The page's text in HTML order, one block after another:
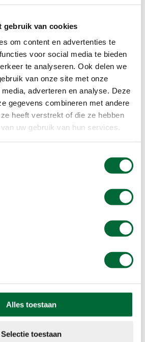
gebruik van cookies
om content en advertenties te
voor social media te bieden
te analyseren. Ook delen we
van onze site met onze
adverteren en analyse. Deze
gegevens combineren met andere
heeft verstrekt of die ze hebben
uw gebruik van hun services.
Alles toestaan
Selectie toestaan
Ergens in dit bos houdt
veenmeer op, zou mooi zijn als
vandaag.
een zanderig pad. In het zand
verstopt, mooie stenen. Om
we, omdat we weer wat
Er zijn scherpe
van prehistorische
zijn geweest. Er zijn stenen
de nacht en
vind er een waar onze duim
we het allemaal mee eens.